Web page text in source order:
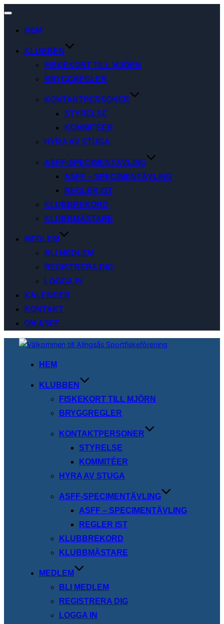
Slå
navigering
HEM
KLUBBEN
FISKEKORT TILL MJÖRN
BRYGGREGLER
KONTAKTPERSONER
STYRELSE
KOMMITÉER
HYRA AV STUGA
ASFF-SPECIMENTÄVLING
ASFF – SPECIMENTÄVLING
REGLER IST
KLUBBREKORD
KLUBBMÄSTARE
MEDLEM
BLI MEDLEM
REGISTRERA DIG
LOGGA IN
KALENDER
KONTAKT
OM ASFF
Hoppa
HEM
KLUBBEN
FISKEKORT TILL MJÖRN
BRYGGREGLER
KONTAKTPERSONER
STYRELSE
KOMMITÉER
HYRA AV STUGA
ASFF-SPECIMENTÄVLING
ASFF – SPECIMENTÄVLING
REGLER IST
KLUBBREKORD
KLUBBMÄSTARE
MEDLEM
BLI MEDLEM
REGISTRERA DIG
LOGGA IN